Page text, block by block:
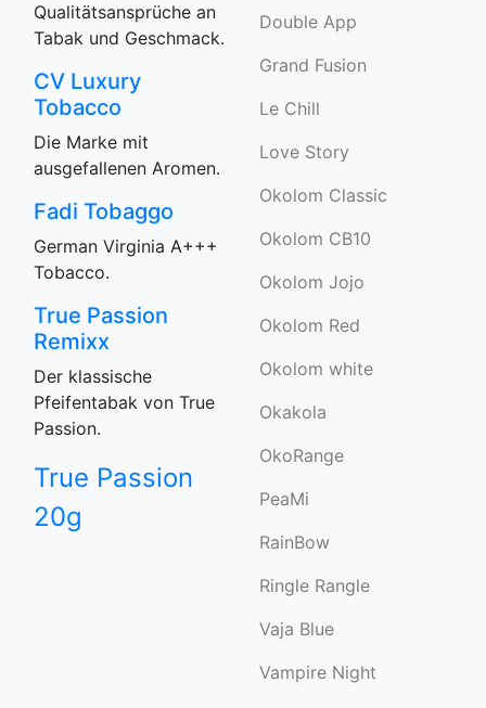
Qualitätsansprüche an
Tabak und Geschmack.
CV Luxury
Tobacco
Die Marke mit
ausgefallenen Aromen.
Fadi Tobaggo
German Virginia A+++
Tobacco.
True Passion
Remixx
Der klassische
Pfeifentabak von True
Passion.
True Passion
20g
Double App
Grand Fusion
Le Chill
Love Story
Okolom Classic
Okolom CB10
Okolom Jojo
Okolom Red
Okolom white
Okakola
OkoRange
PeaMi
RainBow
Ringle Rangle
Vaja Blue
Vampire Night